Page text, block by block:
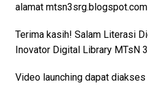
alamat mtsn3srg.blogspot.com
Terima kasih! Salam Literasi
Inovator Digital Library MTsN
Video launching dapat